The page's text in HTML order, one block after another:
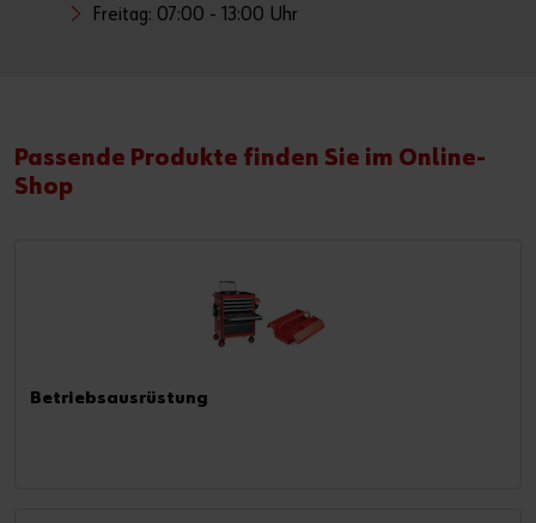
Freitag: 07:00 - 13:00 Uhr
Passende Produkte finden Sie im Online-
Shop
Betriebsausrüstung